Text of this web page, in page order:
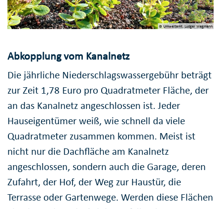
© Umweltamt, Ludger Wegmann
Abkopplung vom Kanalnetz
Die jährliche Niederschlagswassergebühr beträgt
zur Zeit 1,78 Euro pro Quadratmeter Fläche, der
an das Kanalnetz angeschlossen ist. Jeder
Hauseigentümer weiß, wie schnell da viele
Quadratmeter zusammen kommen. Meist ist
nicht nur die Dachfläche am Kanalnetz
angeschlossen, sondern auch die Garage, deren
Zufahrt, der Hof, der Weg zur Haustür, die
Terrasse oder Gartenwege. Werden diese Flächen